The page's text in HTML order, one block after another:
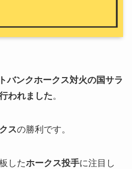
バンクホークス対火の国サラ
われました。
スの勝利です。
したホークス投手に注目し